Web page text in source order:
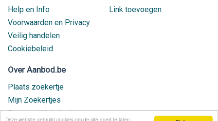
Deze website gebruikt cookies om de site goed te laten
Help en Info
Voorwaarden en Privacy
Veilig handelen
Cookiebeleid
Link toevoegen
Over Aanbod.be
Plaats zoekertje
Mijn Zoekertjes
Contact / Helpdesk